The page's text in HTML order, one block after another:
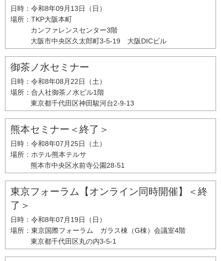
日時： 令和8年09月13日（日）
場所： TKP大阪本町
カンファレンスセンター3階
大阪市中央区久太郎町3-5-19 大阪DICビル
御茶ノ水セミナー
日時： 令和8年08月22日（土）
場所： 合人社御茶ノ水ビル1階
東京都千代田区神田駿河台2-9-13
熊本セミナー＜終了＞
日時： 令和8年07月25日（土）
場所： ホテル熊本テルサ
熊本市中央区水前寺公園28-51
東京フォーラム【オンライン同時開催】＜終
了＞
日時： 令和8年07月19日（日）
場所： 東京国際フォーラム ガラス棟（G棟）会議室4階
東京都千代田区丸の内3-5-1